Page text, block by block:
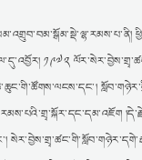
༡༩༧༢